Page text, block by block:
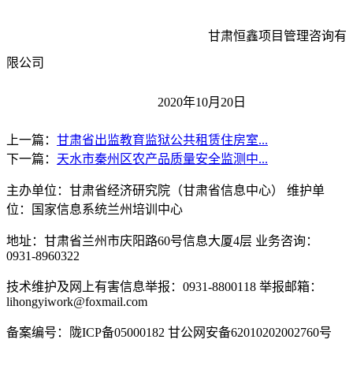
甘肃恒鑫项目管理咨询有
限公司
2020年10月 20 日
上一篇： 甘肃省出监教育监狱公共租赁住房室...
下一篇： 天水市秦州区农产品质量安全监测中...
主办单位：甘肃省经济研究院（甘肃省信息中心） 维护单
位：国家信息系统兰州培训中心
地址：甘肃省兰州市庆阳路60号信息大厦4层 业务咨询：
0931-8960322
技术维护及网上有害信息举报：0931-8800118 举报邮箱：
lihongyiwork@foxmail.com
备案编号：陇ICP备05000182 甘公网安备62010202002760号